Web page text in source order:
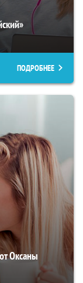
ПОДРОБНЕЕ
Оксаны